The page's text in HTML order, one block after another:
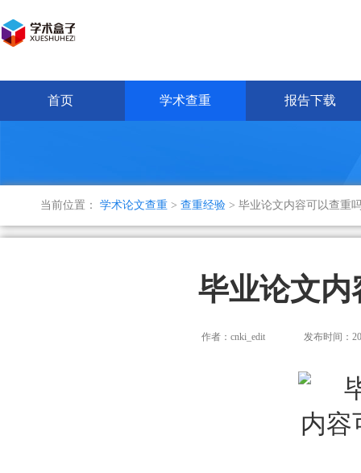
首页 学术查重 报告下载
当前位置： 学术论文查重 > 查重经验 > 毕业论文内容可以查重
毕业论文
作者：cnki_edit 发布时间：